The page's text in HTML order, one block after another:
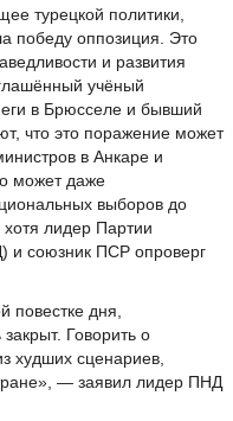
турецкой политики,
победу оппозиция. Это
и развития
учёный
в Брюсселе и бывший
что это поражение может
в Анкаре и
может даже
выборов до
лидер Партии
и союзник ПСР опроверг
повестке дня,
Говорить о
худших сценариев,
— заявил лидер ПНД